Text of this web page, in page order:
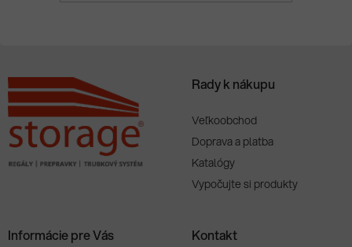
Rady k nákupu
Veľkoobchod
Doprava a platba
Katalógy
Vypočujte si produkty
Informácie pre Vás Kontakt